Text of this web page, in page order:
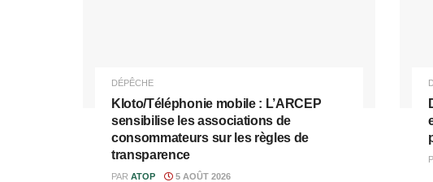
DÉPÊCHE
Kloto/Téléphonie mobile : L’ARCEP
sensibilise les associations de
consommateurs sur les règles de
transparence
PAR ATOP 5 AOÛT 2026